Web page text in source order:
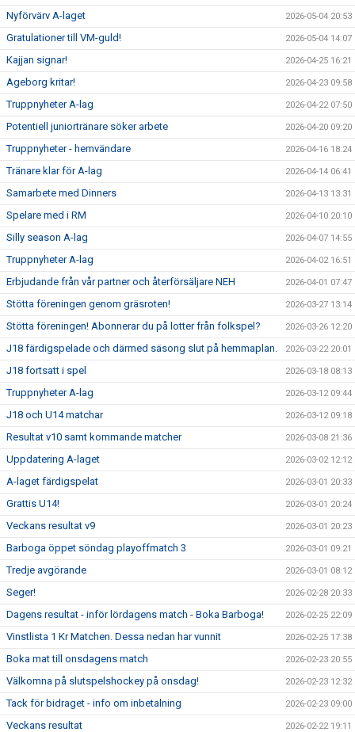
Nyförvärv A-laget 2026-05-04 20:53
Gratulationer till VM-guld! 2026-05-04 14:07
Kajjan signar! 2026-04-25 16:21
Ageborg kritar! 2026-04-23 09:58
Truppnyheter A-lag 2026-04-22 07:50
Potentiell juniortränare söker arbete 2026-04-20 09:20
Truppnyheter - hemvändare 2026-04-16 18:24
Tränare klar för A-lag 2026-04-14 06:41
Samarbete med Dinners 2026-04-13 13:31
Spelare med i RM 2026-04-10 20:10
Silly season A-lag 2026-04-07 14:55
Truppnyheter A-lag 2026-04-02 16:51
Erbjudande från vår partner och återförsäljare NEH 2026-04-01 07:47
Stötta föreningen genom gräsroten! 2026-03-27 13:14
Stötta föreningen! Abonnerar du på lotter från folkspel? 2026-03-26 12:20
J18 färdigspelade och därmed säsong slut på hemmaplan. 2026-03-22 20:01
J18 fortsatt i spel 2026-03-18 08:13
Truppnyheter A-lag 2026-03-12 09:44
J18 och U14 matchar 2026-03-12 09:18
Resultat v10 samt kommande matcher 2026-03-08 21:36
Uppdatering A-laget 2026-03-02 12:12
A-laget färdigspelat 2026-03-01 20:33
Grattis U14! 2026-03-01 20:24
Veckans resultat v9 2026-03-01 20:23
Barboga öppet söndag playoffmatch 3 2026-03-01 09:21
Tredje avgörande 2026-03-01 08:12
Seger! 2026-02-28 20:33
Dagens resultat - inför lördagens match - Boka Barboga! 2026-02-25 22:09
Vinstlista 1 Kr Matchen. Dessa nedan har vunnit 2026-02-25 17:38
Boka mat till onsdagens match 2026-02-23 20:55
Välkomna på slutspelshockey på onsdag! 2026-02-23 12:32
Tack för bidraget - info om inbetalning 2026-02-23 09:00
Veckans resultat 2026-02-22 19:11